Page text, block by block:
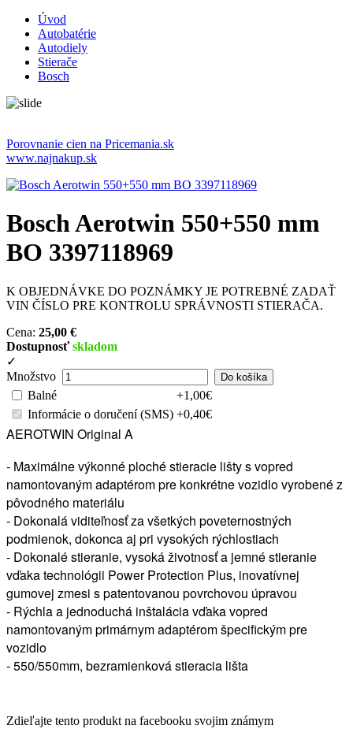
Úvod
Autobatérie
Autodiely
Stierače
Bosch
Porovnanie cien na Pricemania.sk
www.najnakup.sk
Bosch Aerotwin 550+550 mm
BO 3397118969
K OBJEDNÁVKE DO POZNÁMKY JE POTREBNÉ ZADAŤ
VIN ČÍSLO PRE KONTROLU SPRÁVNOSTI STIERAČA.
Cena: 25,00 €
Dostupnosť skladom
✓
Množstvo
Balné
+1,00€
Informácie o doručení (SMS) +0,40€
AEROTWIN Original A
- Maximálne výkonné ploché stieracie lišty s vopred
namontovaným adaptérom pre konkrétne vozidlo vyrobené z
pôvodného materiálu
- Dokonalá viditeľnosť za všetkých poveternostných
podmienok, dokonca aj pri vysokých rýchlostiach
- Dokonalé stieranie, vysoká životnosť a jemné stieranie
vďaka technológii Power Protection Plus, inovatívnej
gumovej zmesi s patentovanou povrchovou úpravou
- Rýchla a jednoduchá inštalácia vďaka vopred
namontovaným primárnym adaptérom špecifickým pre
vozidlo
- 550/550mm, bezramienková stieracia lišta
Zdieľajte tento produkt na facebooku svojim známym